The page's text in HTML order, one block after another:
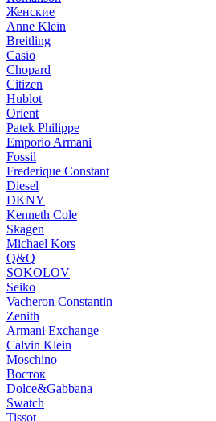
Женские
Anne Klein
Breitling
Casio
Chopard
Citizen
Hublot
Orient
Patek Philippe
Emporio Armani
Fossil
Frederique Constant
Diesel
DKNY
Kenneth Cole
Skagen
Michael Kors
Q&Q
SOKOLOV
Seiko
Vacheron Constantin
Zenith
Armani Exchange
Calvin Klein
Moschino
Восток
Dolce&Gabbana
Swatch
Tissot